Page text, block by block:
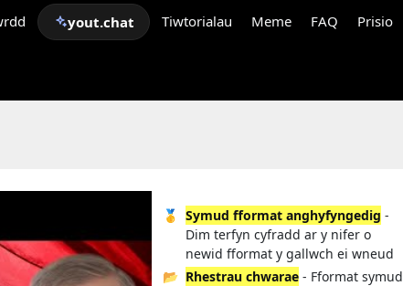
yout.chat Tiwtorialau Meme FAQ Prisio
🥇 Symud fformat anghyfyngedig -
Dim terfyn cyfradd ar y nifer o
newid fformat y gallwch ei wneud
📂 Rhestrau chwarae - Fformat symud